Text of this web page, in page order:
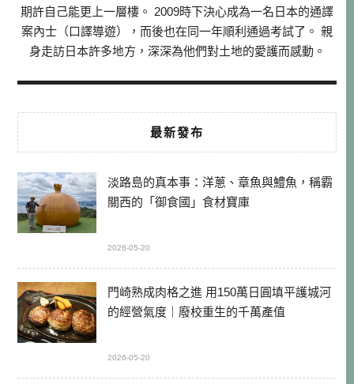
期許自己能更上一層樓。 2009時下決心成為一名日本的通譯
案內士（口譯導遊），而後也在同一年順利通過考試了。 親
身走訪日本許多地方，深深為他們對土地的愛護而感動。
最新發布
淡路島的真本事：洋蔥、章魚與鱧魚，稱霸
關西的「御食國」食材寶庫
2026-05-20
門崎熟成肉格之進 用150萬日圓填平護城河
的經營氣度｜廢校重生的千萬產值
2026-05-20